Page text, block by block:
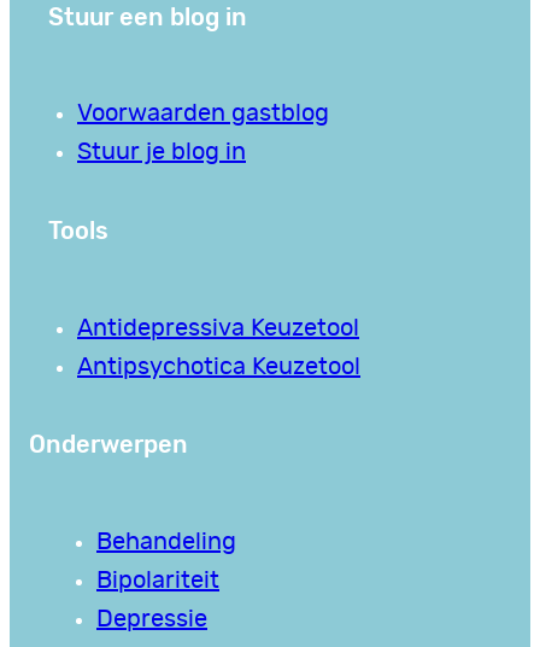
Stuur een blog in
Voorwaarden gastblog
Stuur je blog in
Tools
Antidepressiva Keuzetool
Antipsychotica Keuzetool
Onderwerpen
Behandeling
Bipolariteit
Depressie